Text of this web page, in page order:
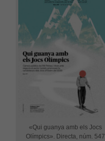
«Qui guanya amb els Jocs
Olímpics». Directa, núm. 547